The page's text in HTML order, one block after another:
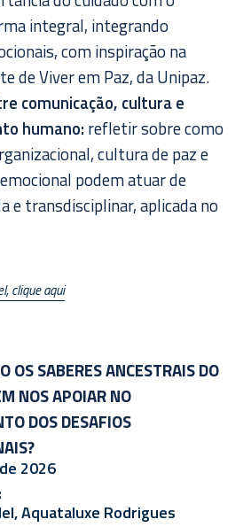
integral, integrando
com inspiração na
de Viver em Paz, da Unipaz.
comunicação, cultura e
humano: refletir sobre como
cultura de paz e
podem atuar de
e transdisciplinar, aplicada no
clique aqui
OS SABERES ANCESTRAIS DO
NOS APOIAR NO
DOS DESAFIOS
2026
Aquataluxe Rodrigues